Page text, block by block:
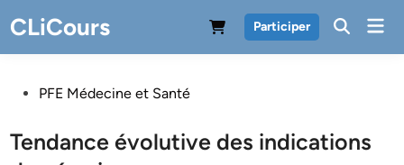
to
content
CLiCours Participer
PostedPFE Médecine et Santé
Tendance évolutive des indications